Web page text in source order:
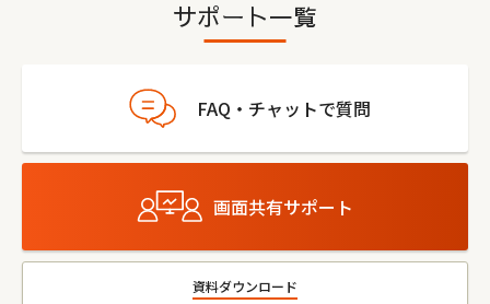
サポート一覧
FAQ・チャットで質問
画面共有サポート
資料ダウンロード